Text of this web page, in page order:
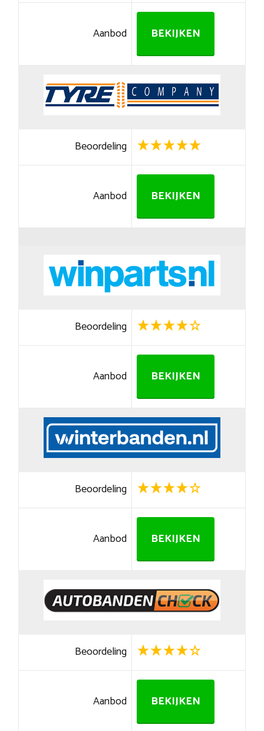
Aanbod BEKIJKEN
Beoordeling
Aanbod BEKIJKEN
Beoordeling
Aanbod BEKIJKEN
Beoordeling
Aanbod BEKIJKEN
Beoordeling
Aanbod BEKIJKEN